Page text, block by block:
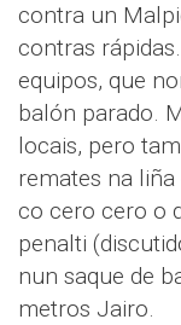
contra un
contras
equipos, que
balón parado.
locais, pero
remates na
co cero cero o
penalti
nun saque de
metros Jairo.